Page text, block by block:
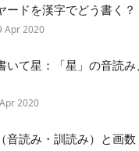
ードを漢字でどう書く？
Apr 2020
いて星：「星」の音読
2020
音読み・訓読み）と画数